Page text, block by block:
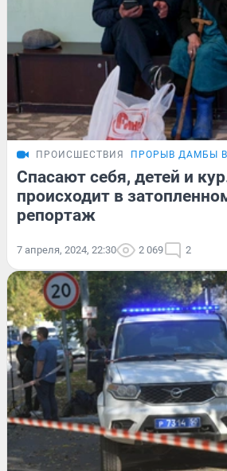
ПРОИСШЕСТВИЯ ПРОРЫВ ДАМБЫ
Спасают себя, детей и
происходит в
репортаж
7 апреля, 2024, 22:30 2 069 2